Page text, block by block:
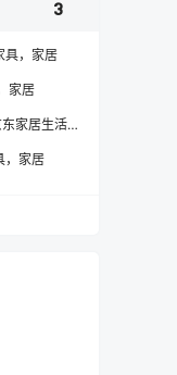
3
具，家居
家居
家居生活
，家居